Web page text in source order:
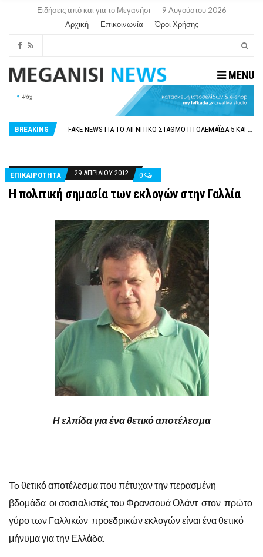
Ειδήσεις από και για το Μεγανήσι
9 Αυγούστου 2026
Αρχική
Επικοινωνία Όροι Χρήσης
MENU
BREAKING
ΠΑΡΑΙΤΉΘΗΚΕ Η ΑΝΤΙΔΉΜΑΡΧΟΣ ΠΟΛΙΤΙΣΜΟΎ ΜΕΓΑΝΗΣΊΟΥ Κ . ΕΥΑΓΓΕΛΊΑ ΜΕΛΆ. Η ΕΠΙΣΤΟΛΉ ΤΗΣ ΠΑΡΑΊΤΗΣΗΣ
FAKE NEWS ΓΙΑ ΤΟ ΛΙΓΝΙΤΙΚΌ ΣΤΑΘΜΌ ΠΤΟΛΕΜΑΪ́ΔΑ 5 ΚΑΙ ΤΗΝ ΕΝΕΡΓΕΙΑΚΉ ΑΣΦΆΛΕΙΑ ΤΗΣ ΧΏΡΑΣ
ΕΠΙΚΑΙΡΟΤΗΤΑ
29 ΑΠΡΙΛΊΟΥ 2012 0
Η πολιτική σημασία των εκλογών στην Γαλλία
Η ελπίδα για ένα θετικό αποτέλεσμα
To θετικό αποτέλεσμα που πέτυχαν την περασμένη
βδομάδα οι σοσιαλιστές του Φρανσουά Ολάντ στον πρώτο
γύρο των Γαλλικών προεδρικών εκλογών είναι ένα θετικό
μήνυμα για την Ελλάδα.